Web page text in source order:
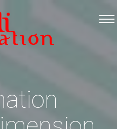
Accueil
Les formations
Infos pratiques
Contact